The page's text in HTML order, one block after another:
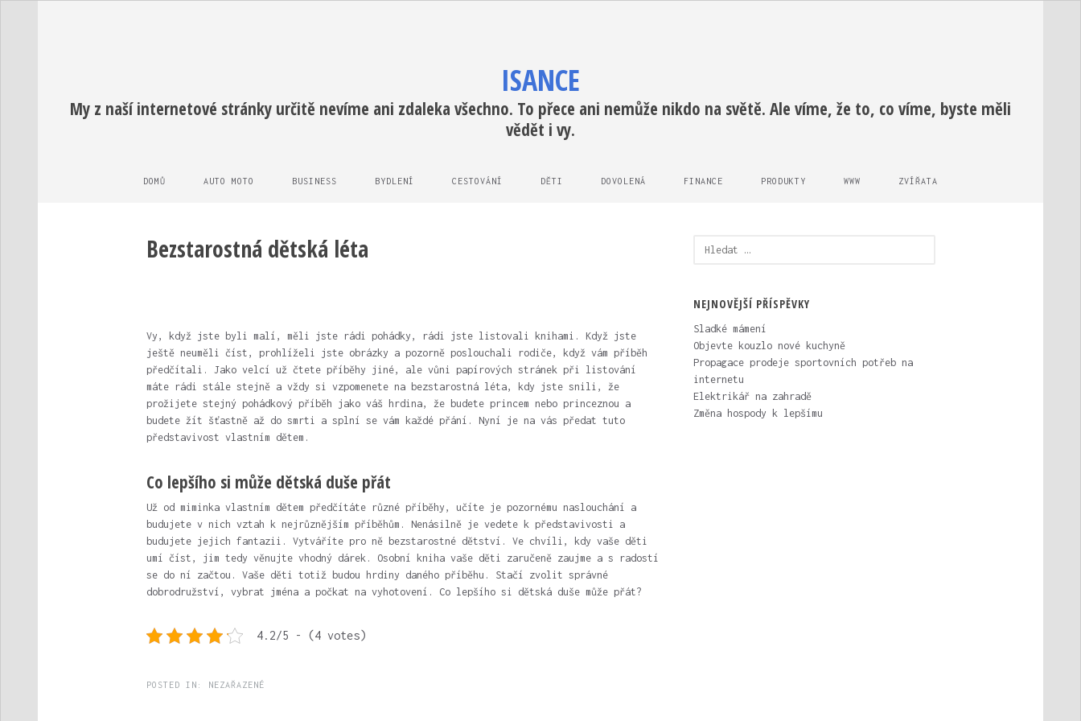
ISANCE
My z naší internetové stránky určitě nevíme ani zdaleka všechno. To přece ani nemůže nikdo na světě. Ale víme, že to, co víme, byste měli
vědět i vy.
DOMŮ AUTO MOTO BUSINESS BYDLENÍ CESTOVÁNÍ DĚTI DOVOLENÁ FINANCE PRODUKTY WWW ZVÍŘATA
Bezstarostná dětská léta
Vy, když jste byli malí, měli jste rádi pohádky, rádi jste listovali knihami. Když jste
ještě neuměli číst, prohlíželi jste obrázky a pozorně poslouchali rodiče, když vám příběh
předčítali. Jako velcí už čtete příběhy jiné, ale vůni papírových stránek při listování
máte rádi stále stejně a vždy si vzpomenete na bezstarostná léta, kdy jste snili, že
prožijete stejný pohádkový příběh jako váš hrdina, že budete princem nebo princeznou a
budete žít šťastně až do smrti a splní se vám každé přání. Nyní je na vás předat tuto
představivost vlastním dětem.
Co lepšího si může dětská duše přát
Už od miminka vlastním dětem předčítáte různé příběhy, učíte je pozornému naslouchání a
budujete v nich vztah k nejrůznějším příběhům. Nenásilně je vedete k představivosti a
budujete jejich fantazii. Vytváříte pro ně bezstarostné dětství. Ve chvíli, kdy vaše děti
umí číst, jim tedy věnujte vhodný dárek. Osobní knihavaše děti zaručeně zaujme a s radostí
se do ní začtou. Vaše děti totiž budou hrdiny daného příběhu. Stačí zvolit správné
dobrodružství, vybrat jména a počkat na vyhotovení. Co lepšího si dětská duše může přát?
4.2/5 - (4 votes)
POSTED IN: NEZAŘAZENÉ
Vyhledávání
NEJNOVĚJŠÍ PŘÍSPĚVKY
Sladké mámení
Objevte kouzlo nové kuchyně
Propagace prodeje sportovních potřeb na
internetu
Elektrikář na zahradě
Změna hospody k lepšímu